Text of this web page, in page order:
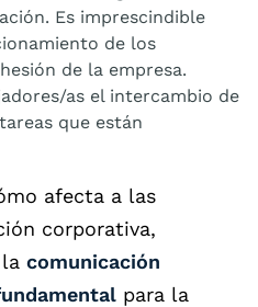
Es imprescindible
de los
de la empresa.
as el intercambio de
que están
afecta a las
corporativa,
comunicación
para la